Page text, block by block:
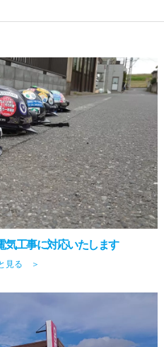
気工事に対応いたします
見る ＞